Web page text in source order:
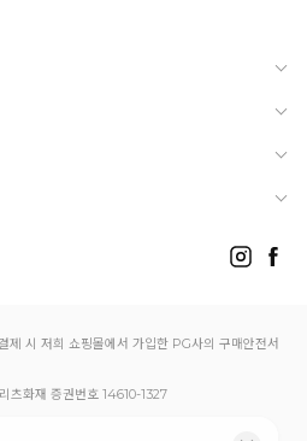
제 시 저희 쇼핑몰에서 가입한 PG사의 구매안전서
츠화재 증권번호 14610-1327